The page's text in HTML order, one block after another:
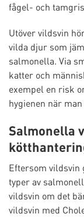
fågel- och
Utöver vildsvin
vilda djur som
salmonella. Via
katter och
exempel en risk
hygienen när
Salmonella
Eftersom vildsvin
typer av
vildsvin om det
vildsvin med